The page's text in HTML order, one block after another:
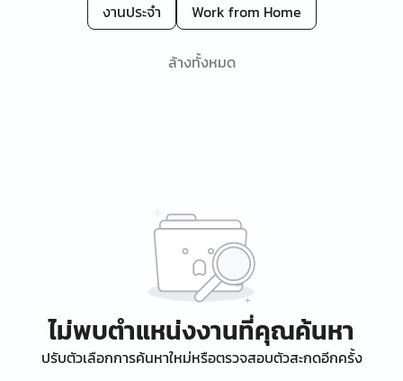
งานประจำ
Work from Home
ล้างทั้งหมด
ไม่พบตำแหน่งงานที่คุณค้นหา
ปรับตัวเลือกการค้นหาใหม่หรือตรวจสอบตัวสะกดอีกครั้ง